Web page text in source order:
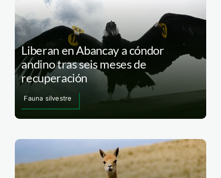
Liberan en Abancay a cóndor
andino tras seis meses de
recuperación
Fauna silvestre